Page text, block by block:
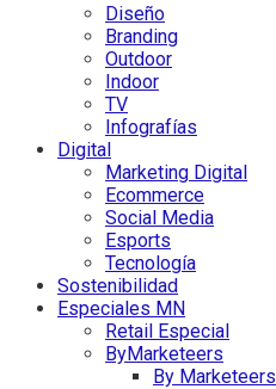
Diseño
Branding
Outdoor
Indoor
TV
Infografías
Digital
Marketing Digital
Ecommerce
Social Media
Esports
Tecnología
Sostenibilidad
Especiales MN
Retail Especial
ByMarketeers
By Marketeers